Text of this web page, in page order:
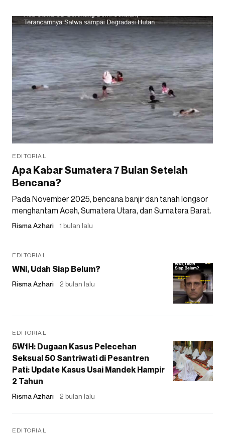
EDITORIAL
Apa Kabar Sumatera 7 Bulan Setelah
Bencana?
Pada November 2025, bencana banjir dan tanah longsor
menghantam Aceh, Sumatera Utara, dan Sumatera Barat.
Risma Azhari 1 bulan lalu
EDITORIAL
WNI, Udah Siap Belum?
Risma Azhari 2 bulan lalu
EDITORIAL
5W1H: Dugaan Kasus Pelecehan
Seksual 50 Santriwati di Pesantren
Pati: Update Kasus Usai Mandek Hampir
2 Tahun
Risma Azhari 2 bulan lalu
EDITORIAL